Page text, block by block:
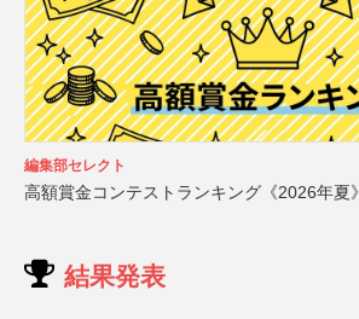
編集部セレクト
高額賞金コンテストランキング《2026年夏》
結果発表